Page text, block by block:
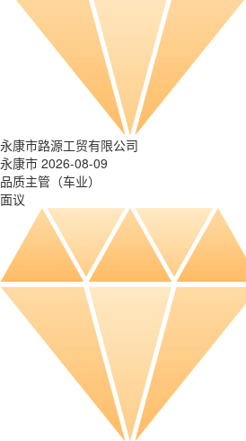
永康市路源工贸有限公司
永康市 2026-08-09
品质主管（车业）
面议